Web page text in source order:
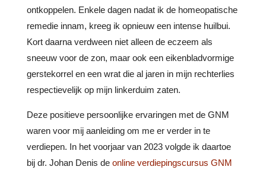
ontkoppelen. Enkele dagen nadat ik de homeopatische
remedie innam, kreeg ik opnieuw een intense huilbui.
Kort daarna verdween niet alleen de eczeem als
sneeuw voor de zon, maar ook een eikenbladvormige
gerstekorrel en een wrat die al jaren in mijn rechterlies
respectievelijk op mijn linkerduim zaten.
Deze positieve persoonlijke ervaringen met de GNM
waren voor mij aanleiding om me er verder in te
verdiepen. In het voorjaar van 2023 volgde ik daartoe
bij dr. Johan Denis de online verdiepingscursus GNM